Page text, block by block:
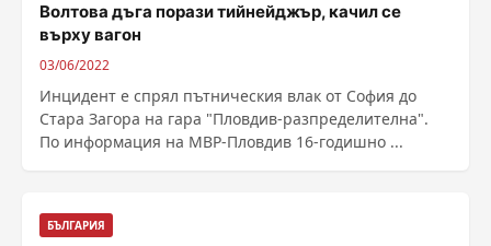
Волтова дъга порази тийнейджър, качил се
върху вагон
03/06/2022
Инцидент е спрял пътническия влак от София до
Стара Загора на гара "Пловдив-разпределителна".
По информация на МВР-Пловдив 16-годишно ...
БЪЛГАРИЯ